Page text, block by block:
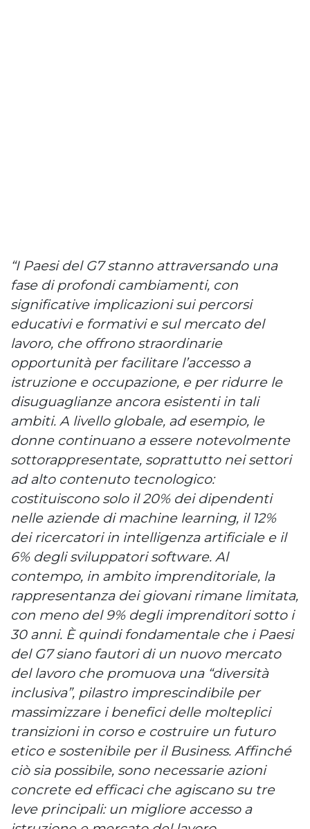
“I Paesi del G7 stanno attraversando una
fase di profondi cambiamenti, con
significative implicazioni sui percorsi
educativi e formativi e sul mercato del
lavoro, che offrono straordinarie
opportunità per facilitare l’accesso a
istruzione e occupazione, e per ridurre le
disuguaglianze ancora esistenti in tali
ambiti. A livello globale, ad esempio, le
donne continuano a essere notevolmente
sottorappresentate, soprattutto nei settori
ad alto contenuto tecnologico:
costituiscono solo il 20% dei dipendenti
nelle aziende di machine learning, il 12%
dei ricercatori in intelligenza artificiale e il
6% degli sviluppatori software. Al
contempo, in ambito imprenditoriale, la
rappresentanza dei giovani rimane limitata,
con meno del 9% degli imprenditori sotto i
30 anni. È quindi fondamentale che i Paesi
del G7 siano fautori di un nuovo mercato
del lavoro che promuova una “diversità
inclusiva”, pilastro imprescindibile per
massimizzare i benefici delle molteplici
transizioni in corso e costruire un futuro
etico e sostenibile per il Business. Affinché
ciò sia possibile, sono necessarie azioni
concrete ed efficaci che agiscano su tre
leve principali: un migliore accesso a